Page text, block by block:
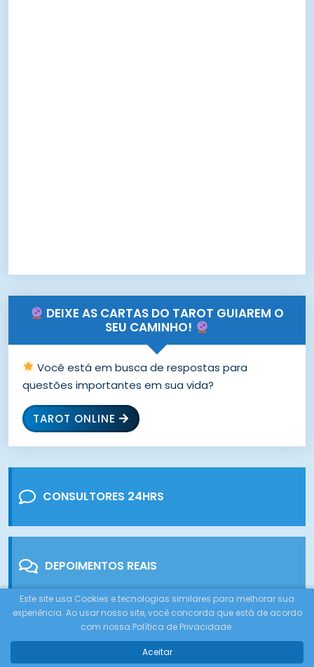
DEIXE AS CARTAS DO TAROT GUIAREM O
SEU CAMINHO!
Você está em busca de respostas para
questões importantes em sua vida?
TAROT ONLINE
CONSULTORES 24HRS
DEPOIMENTOS REAIS
COMO FUNCIONA
Tocador
Este site usa Cookies e tecnologias similares para melhorar sua
experiência. Ao usar nosso site, você concorda que está de acordo
com nossa Política de Privacidade.
Aceitar